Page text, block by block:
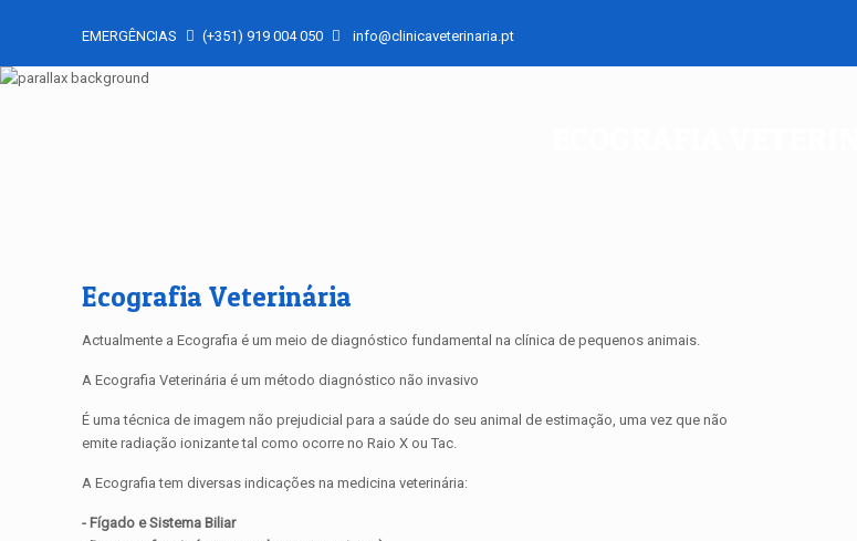
EMERGÊNCIAS (+351) 919 004 050 info@clinicaveterinaria.pt
Ecografia Veterinária
Actualmente a Ecografia é um meio de diagnóstico fundamental na clínica de pequenos animais.
A Ecografia Veterinária é um método diagnóstico não invasivo
É uma técnica de imagem não prejudicial para a saúde do seu animal de estimação, uma vez que não
emite radiação ionizante tal como ocorre no Raio X ou Tac.
A Ecografia tem diversas indicações na medicina veterinária:
- Fígado e Sistema Biliar